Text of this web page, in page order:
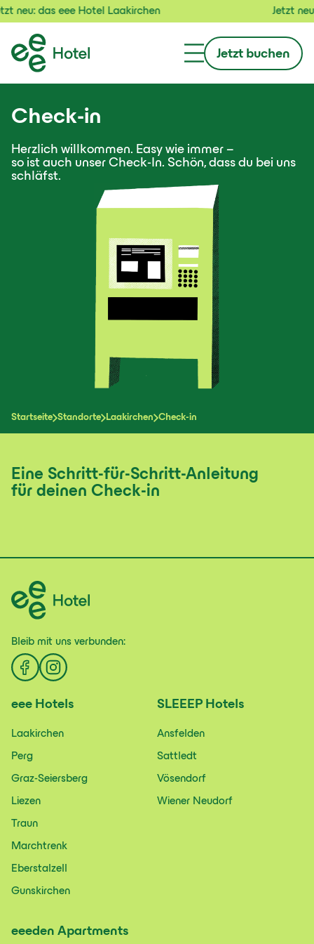
neu: das eee Hotel Laakirchen Jetzt
Jetzt buchen
Check-in
Herzlich willkommen. Easy wie immer –
so ist auch unser Check-In. Schön, dass du bei uns
schläfst.
Startseite Standorte Laakirchen Check-in
Eine Schritt-für-Schritt-Anleitung
für deinen Check-in
Bleib mit uns verbunden:
eee Hotels
Laakirchen
Perg
Graz-Seiersberg
Liezen
Traun
Marchtrenk
Eberstalzell
Gunskirchen
SLEEEP Hotels
Ansfelden
Sattledt
Vösendorf
Wiener Neudorf
eeeden Apartments